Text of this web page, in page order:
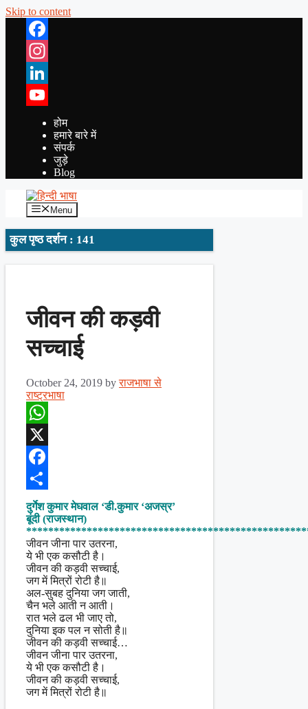
Skip to content
Facebook
Instagram
LinkedIn
YouTube
होम
हमारे बारे में
संपर्क
जुड़े
Blog
Menu
कुल पृष्ठ दर्शन : 141
जीवन की कड़वी
सच्चाई
October 24, 2019 byराजभाषा से
राष्ट्रभाषा
WhatsApp
X
Facebook
Share
दुर्गेश कुमार मेघवाल ‘डी.कुमार ‘अजस्र’
बूंदी (राजस्थान)
जीवन जीना पार उतरना,
ये भी एक कसौटी है।
जीवन की कड़वी सच्चाई,
जग में मित्रों रोटी है॥
अल-सुबह दुनिया जग जाती,
चैन भले आती न आती।
रात भले ढल भी जाए तो,
दुनिया इक पल न सोती है॥
जीवन की कड़वी सच्चाई…
जीवन जीना पार उतरना,
ये भी एक कसौटी है।
जीवन की कड़वी सच्चाई,
जग में मित्रों रोटी है॥